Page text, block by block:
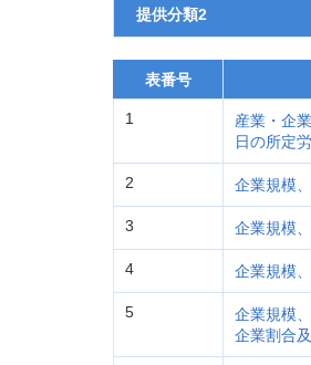
提供分類2
表番号
1
産業・企
日の所定
2 企業規模
3 企業規模
4 企業規模
5
企業規模
企業割合